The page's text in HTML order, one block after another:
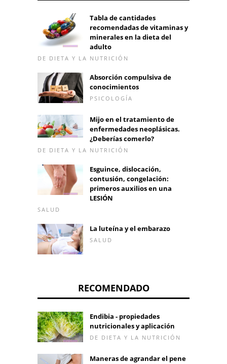
Tabla de cantidades
recomendadas de vitaminas y
minerales en la dieta del
adulto
DE DIETA Y LA NUTRICIÓN
Absorción compulsiva de
conocimientos
PSICOLOGÍA
Mijo en el tratamiento de
enfermedades neoplásicas.
¿Deberías comerlo?
DE DIETA Y LA NUTRICIÓN
Esguince, dislocación,
contusión, congelación:
primeros auxilios en una
LESIÓN
SALUD
La luteína y el embarazo
SALUD
RECOMENDADO
Endibia - propiedades
nutricionales y aplicación
DE DIETA Y LA NUTRICIÓN
Maneras de agrandar el pene